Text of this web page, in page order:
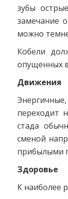
зубы
замечание
можно
Кобели
опущенных
Движения
переходит
стада
сменой
прибылыми
Здоровье
К наиболее